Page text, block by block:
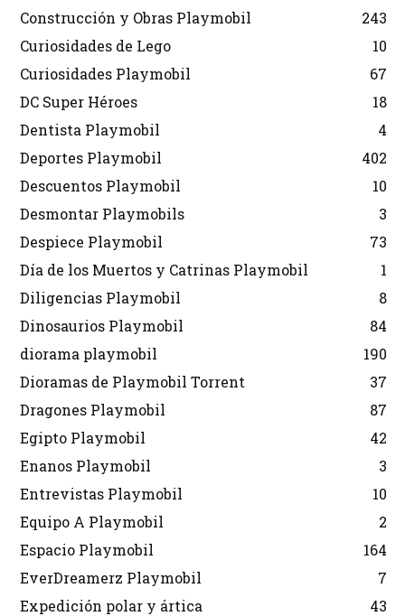
Construcción y Obras Playmobil
243
Curiosidades de Lego
10
Curiosidades Playmobil
67
DC Super Héroes
18
Dentista Playmobil
4
Deportes Playmobil
402
Descuentos Playmobil
10
Desmontar Playmobils
3
Despiece Playmobil
73
Día de los Muertos y Catrinas Playmobil
1
Diligencias Playmobil
8
Dinosaurios Playmobil
84
diorama playmobil
190
Dioramas de Playmobil Torrent
37
Dragones Playmobil
87
Egipto Playmobil
42
Enanos Playmobil
3
Entrevistas Playmobil
10
Equipo A Playmobil
2
Espacio Playmobil
164
EverDreamerz Playmobil
7
Expedición polar y ártica
43